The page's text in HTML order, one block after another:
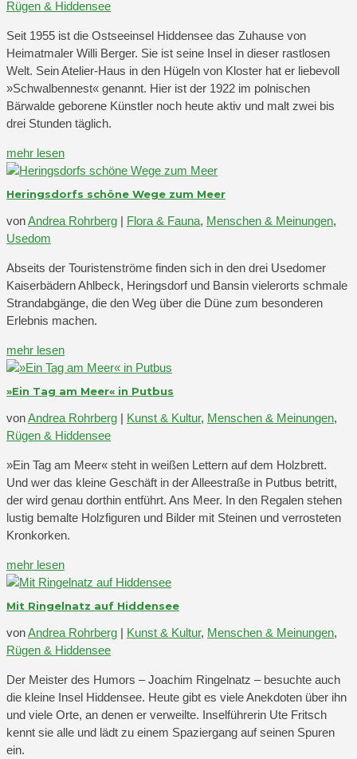
Rügen & Hiddensee
Seit 1955 ist die Ostseeinsel Hiddensee das Zuhause von
Heimatmaler Willi Berger. Sie ist seine Insel in dieser rastlosen
Welt. Sein Atelier-Haus in den Hügeln von Kloster hat er liebevoll
»Schwalbennest« genannt. Hier ist der 1922 im polnischen
Bärwalde geborene Künstler noch heute aktiv und malt zwei bis
drei Stunden täglich.
mehr lesen
Heringsdorfs schöne Wege zum Meer
vonAndrea Rohrberg | Flora & Fauna, Menschen & Meinungen,
Usedom
Abseits der Touristenströme finden sich in den drei Usedomer
Kaiserbädern Ahlbeck, Heringsdorf und Bansin vielerorts schmale
Strandabgänge, die den Weg über die Düne zum besonderen
Erlebnis machen.
mehr lesen
»Ein Tag am Meer« in Putbus
vonAndrea Rohrberg | Kunst & Kultur, Menschen & Meinungen,
Rügen & Hiddensee
»Ein Tag am Meer« steht in weißen Lettern auf dem Holzbrett.
Und wer das kleine Geschäft in der Alleestraße in Putbus betritt,
der wird genau dorthin entführt. Ans Meer. In den Regalen stehen
lustig bemalte Holzfiguren und Bilder mit Steinen und verrosteten
Kronkorken.
mehr lesen
Mit Ringelnatz auf Hiddensee
vonAndrea Rohrberg | Kunst & Kultur, Menschen & Meinungen,
Rügen & Hiddensee
Der Meister des Humors – Joachim Ringelnatz – besuchte auch
die kleine Insel Hiddensee. Heute gibt es viele Anekdoten über ihn
und viele Orte, an denen er verweilte. Inselführerin Ute Fritsch
kennt sie alle und lädt zu einem Spaziergang auf seinen Spuren
ein.